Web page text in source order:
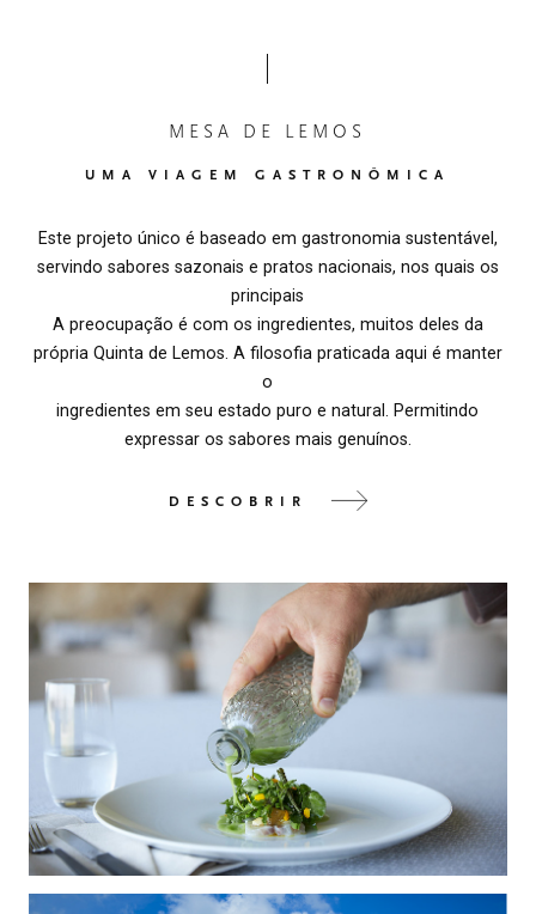
MESA DE LEMOS
UMA VIAGEM GASTRONÔMICA
Este projeto único é baseado em gastronomia sustentável,
servindo sabores sazonais e pratos nacionais, nos quais os
principais
A preocupação é com os ingredientes, muitos deles da
própria Quinta de Lemos. A filosofia praticada aqui é manter
o
ingredientes em seu estado puro e natural. Permitindo
expressar os sabores mais genuínos.
DESCOBRIR